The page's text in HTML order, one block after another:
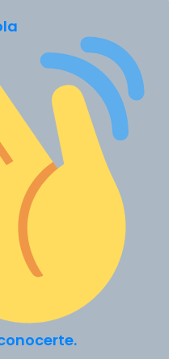
de aprendizaje en el
aprendizaje
ejemplos primaria
qué es
aprendizaje
ejemplos
ejemplos
Stanislas Dehaene